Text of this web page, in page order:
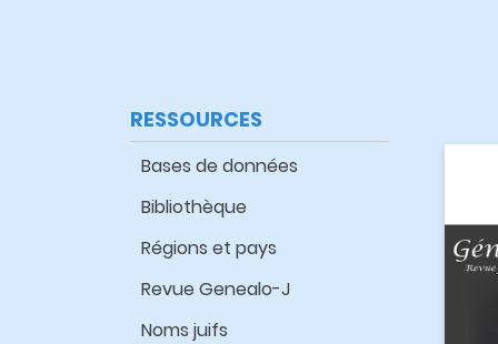
RESSOURCES
Bases de données
Bibliothèque
Régions et pays
Revue Genealo-J
Noms juifs